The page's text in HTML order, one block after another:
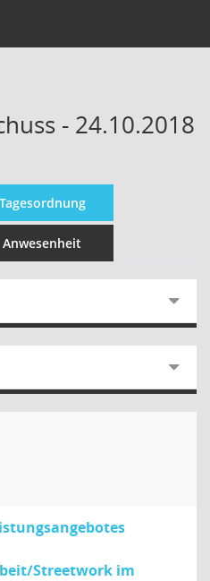
- 24.10.2018
Tagesordnung
Anwesenheit
Streetwork im